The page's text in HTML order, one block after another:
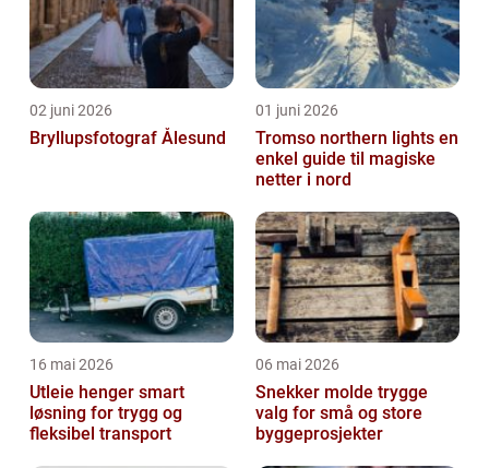
02 juni 2026
Bryllupsfotograf Ålesund
01 juni 2026
Tromso northern lights en
enkel guide til magiske
netter i nord
16 mai 2026
Utleie henger smart
løsning for trygg og
fleksibel transport
06 mai 2026
Snekker molde trygge
valg for små og store
byggeprosjekter